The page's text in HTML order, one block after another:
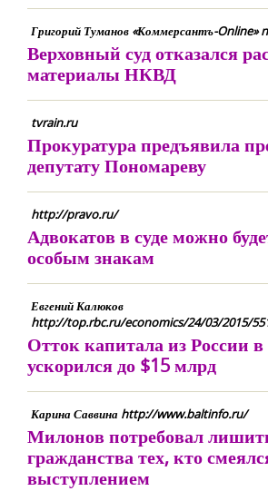
Григорий Туманов «Коммерсантъ-Online»
Верховный суд отказался
материалы НКВД
tvrain.ru
Прокуратура предъявила
депутату Пономареву
http://pravo.ru/
Адвокатов в суде можно
особым знакам
Евгений Калюков
http://top.rbc.ru/economics/24/03/2015/
Отток капитала из России
ускорился до $15 млрд
Карина Саввина http://www.baltinfo.ru/
Милонов потребовал
гражданства тех, кто
выступлением